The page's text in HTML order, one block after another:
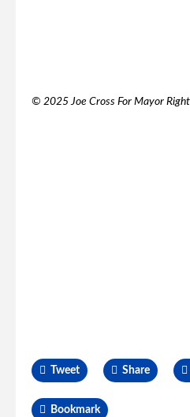
© 2025 Joe Cross For Mayor
Tweet Share
Bookmark